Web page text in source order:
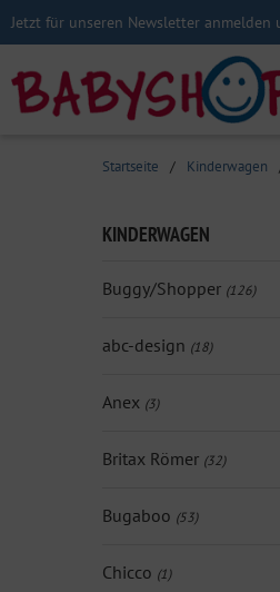
Jetzt für unseren Newsletter
Startseite / Kinderwagen
KINDERWAGEN
Buggy/Shopper (126)
abc-design (18)
Anex (3)
Britax Römer (32)
Bugaboo (53)
Chicco (1)